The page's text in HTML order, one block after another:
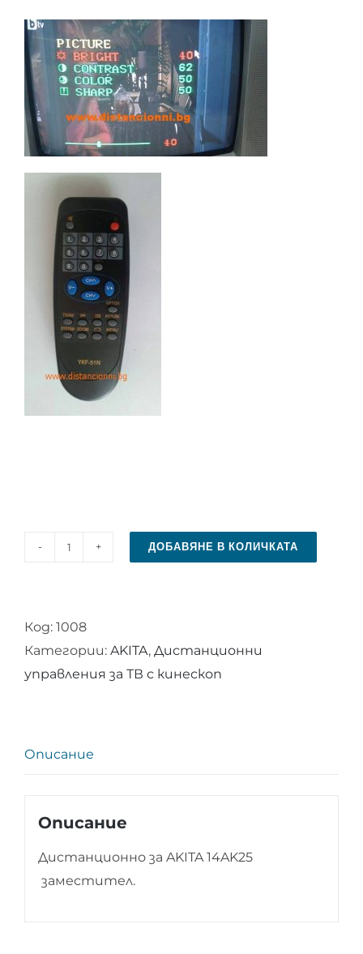
количество
за
AKITA
14AK25
ДОБАВЯНЕ В КОЛИЧКАТА
Код: 1008
Категории: AKITA, Дистанционни
управления за ТВ с кинескоп
Описание
Описание
Дистанционно за AKITA 14AK25
заместител.